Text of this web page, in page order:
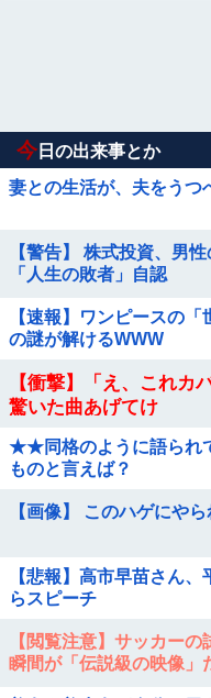
今 日の出来事とか
妻との生活が、夫をうつ
【警告】 株式投資、男
「人生の敗者」自認
【速報】ワンピースの
の謎が解けるWWW
【衝撃】「え、これカ
驚いた曲あげてけ
★★同格のように語られ
ものと言えば？
【画像】 このハゲにや
【悲報】高市早苗さん
らスピーチ
【閲覧注意】サッカー
瞬間が「伝説級の映像」